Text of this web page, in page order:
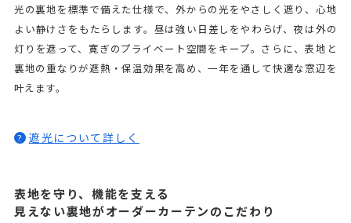
光の裏地を標準で備えた仕様で、外からの光をやさしく遮り、心地
よい静けさをもたらします。昼は強い日差しをやわらげ、夜は外の
灯りを遮って、寛ぎのプライベート空間をキープ。さらに、表地と
裏地の重なりが遮熱・保温効果を高め、一年を通して快適な窓辺を
叶えます。
? 遮光について詳しく
表地を守り、機能を支える
見えない裏地がオーダーカーテンのこだわり